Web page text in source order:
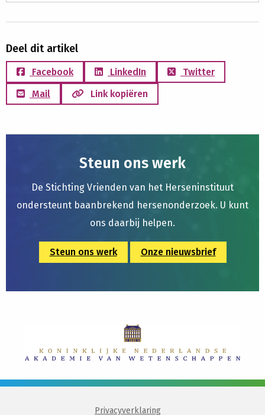
Deel dit artikel
Facebook LinkedIn
Twitter
Mail
Link kopiëren
Steun ons werk
De Stichting Vrienden van het Herseninstituut
ondersteunt baanbrekend hersenonderzoek. U kunt
ons daarbij helpen.
Steun ons werk Onze nieuwsbrief
Privacyverklaring